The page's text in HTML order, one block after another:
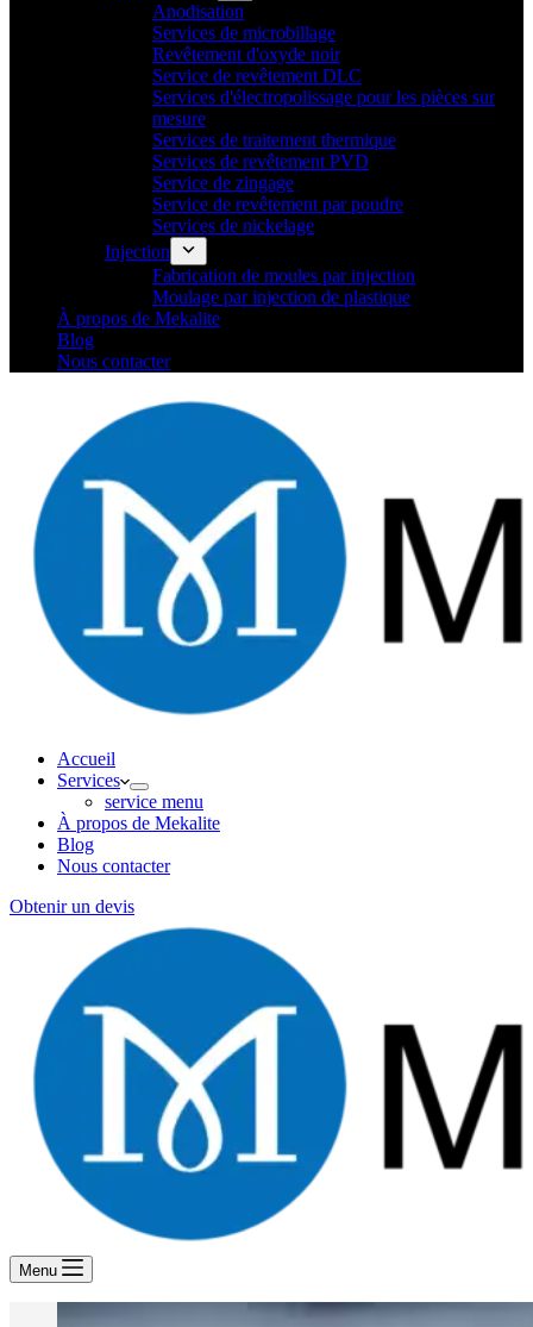
Anodisation
Services de microbillage
Revêtement d'oxyde noir
Service de revêtement DLC
Services d'électropolissage pour les pièces sur
mesure
Services de traitement thermique
Services de revêtement PVD
Service de zingage
Service de revêtement par poudre
Services de nickelage
Injection
Fabrication de moules par injection
Moulage par injection de plastique
À propos de Mekalite
Blog
Nous contacter
Accueil
Services
service menu
À propos de Mekalite
Blog
Nous contacter
Obtenir un devis
Menu